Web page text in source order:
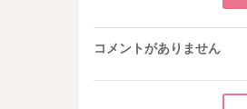
コメントがありません